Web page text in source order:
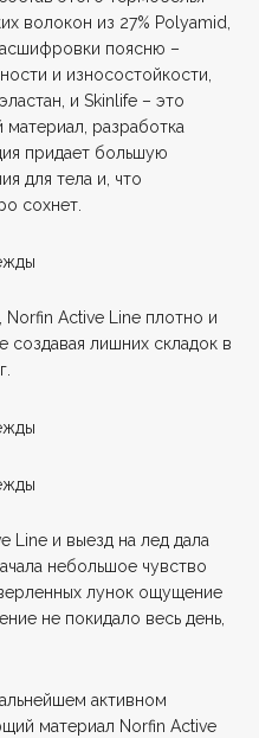
волокон из 27% Polyamid,
поясню –
и износостойкости,
и Skinlife – это
материал, разработка
придает большую
для тела и, что
сохнет.
Active Line плотно и
создавая лишних складок в
Line и выезд на лед дала
небольшое чувство
лунок ощущение
не покидало весь день,
активном
материал Norfin Active